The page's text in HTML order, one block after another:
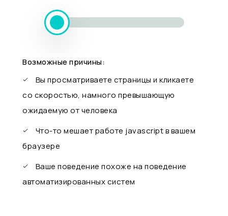
Возможные причины:
Вы просматриваете страницы и кликаете
со скоростью, намного превышающую
ожидаемую от человека
Что-то мешает работе javascript в вашем
браузере
Ваше поведение похоже на поведение
автоматизированных систем